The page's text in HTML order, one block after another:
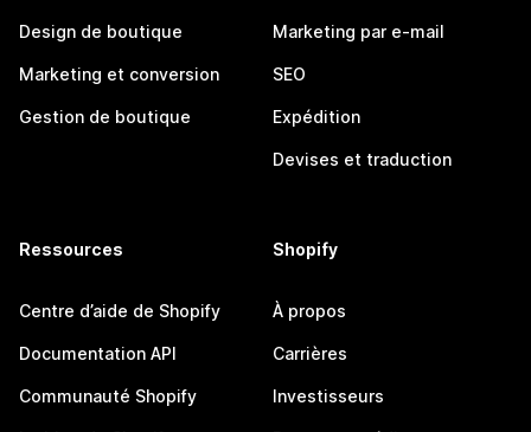
Design de boutique
Marketing et conversion
Gestion de boutique
Marketing par e-mail
SEO
Expédition
Devises et traduction
Ressources
Centre d’aide de Shopify
Documentation API
Communauté Shopify
Shopify
À propos
Carrières
Investisseurs